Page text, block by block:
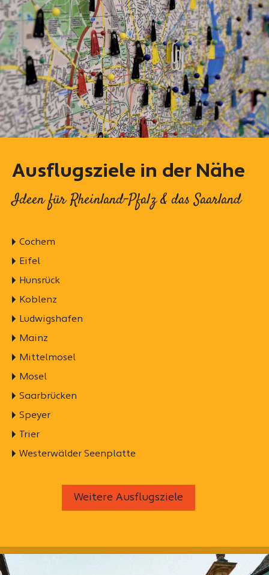
Ausflugsziele in der Nähe
Ideen für Rheinland-Pfalz & das Saarland
Cochem
Eifel
Hunsrück
Koblenz
Ludwigshafen
Mainz
Mittelmosel
Mosel
Saarbrücken
Speyer
Trier
Westerwälder Seenplatte
Weitere Ausflugsziele